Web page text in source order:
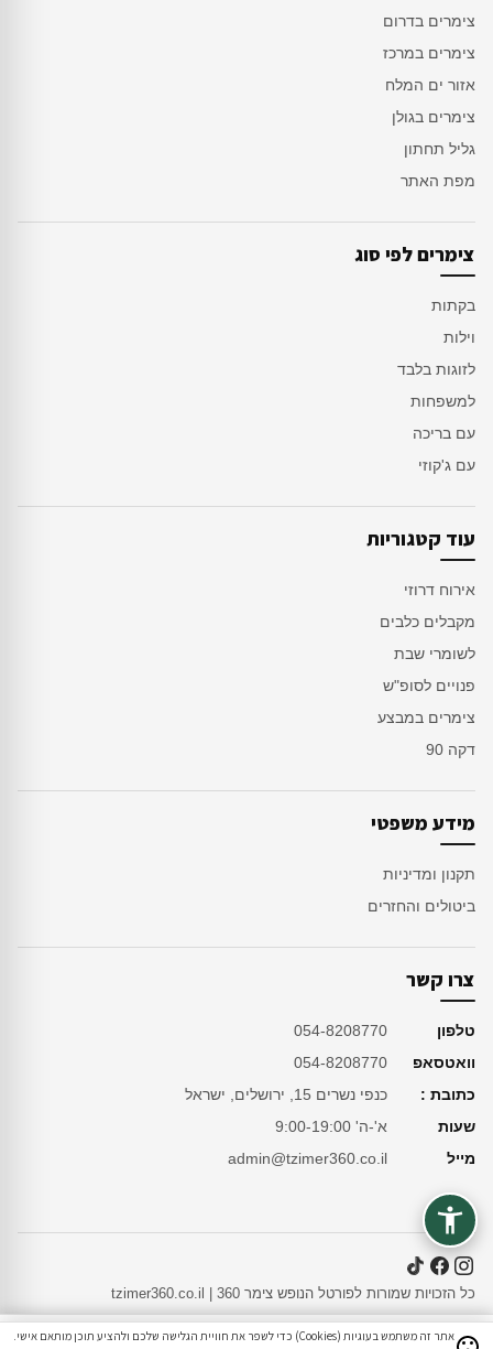
צימרים בדרום
צימרים במרכז
אזור ים המלח
צימרים בגולן
גליל תחתון
מפת האתר
צימרים לפי סוג
בקתות
וילות
לזוגות בלבד
למשפחות
עם בריכה
עם ג'קוזי
עוד קטגוריות
אירוח דרוזי
מקבלים כלבים
לשומרי שבת
פנויים לסופ"ש
צימרים במבצע
דקה 90
מידע משפטי
תקנון ומדיניות
ביטולים והחזרים
צרו קשר
טלפון
054-8208770
וואטסאפ
054-8208770
כתובת :
כנפי נשרים 15, ירושלים, ישראל
שעות
א'-ה' 9:00-19:00
מייל
admin@tzimer360.co.il
כל הזכויות שמורות לפורטל הנופש צימר 360 | tzimer360.co.il
אתר זה משתמש בעוגיות (Cookies) כדי לשפר את חוויית הגלישה שלכם ולהציע תוכן מותאם אישי.